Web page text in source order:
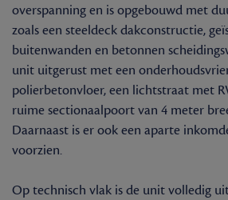
overspanning en is opgebouwd met
zoals een steeldeck dakconstructie,
buitenwanden en betonnen
unit uitgerust met een
polierbetonvloer, een lichtstraat met
ruime sectionaalpoort van 4 meter
Daarnaast is er ook een aparte
voorzien.
Op technisch vlak is de unit volledig